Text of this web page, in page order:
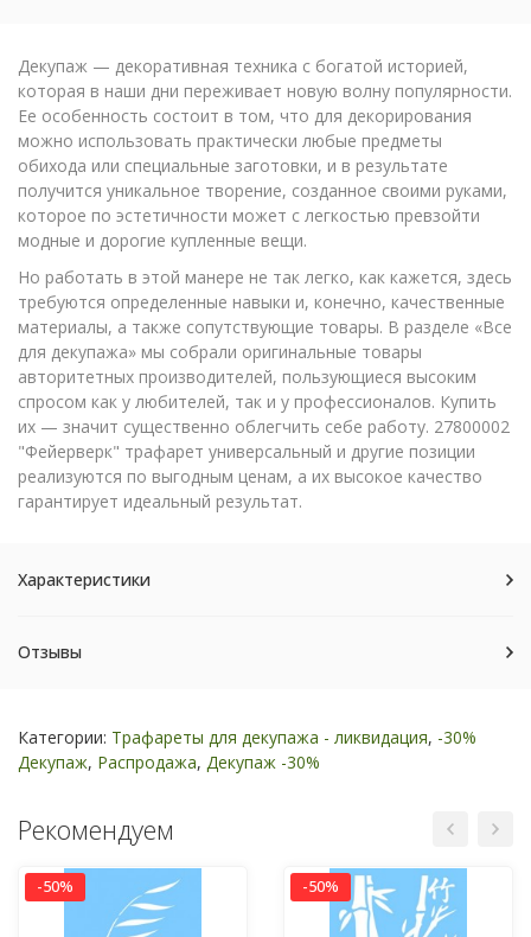
Декупаж — декоративная техника с богатой историей,
которая в наши дни переживает новую волну популярности.
Ее особенность состоит в том, что для декорирования
можно использовать практически любые предметы
обихода или специальные заготовки, и в результате
получится уникальное творение, созданное своими руками,
которое по эстетичности может с легкостью превзойти
модные и дорогие купленные вещи.
Но работать в этой манере не так легко, как кажется, здесь
требуются определенные навыки и, конечно, качественные
материалы, а также сопутствующие товары. В разделе «Все
для декупажа» мы собрали оригинальные товары
авторитетных производителей, пользующиеся высоким
спросом как у любителей, так и у профессионалов. Купить
их — значит существенно облегчить себе работу. 27800002
"Фейерверк" трафарет универсальный и другие позиции
реализуются по выгодным ценам, а их высокое качество
гарантирует идеальный результат.
Характеристики
Отзывы
Категории: Трафареты для декупажа - ликвидация, -30%
Декупаж, Распродажа, Декупаж -30%
Рекомендуем
-50% -50%